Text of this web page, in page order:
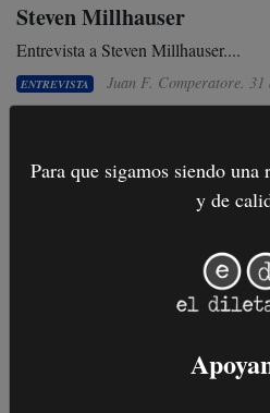
Steven Millhauser
Entrevista a Steven Millhauser....
ENTREVISTA Juan F. Comperatore.31
“Tengo debilidad por
Entrevista a Flor Canosa
Pablo Concha. 08 de
Para que sigamos siendo
y de